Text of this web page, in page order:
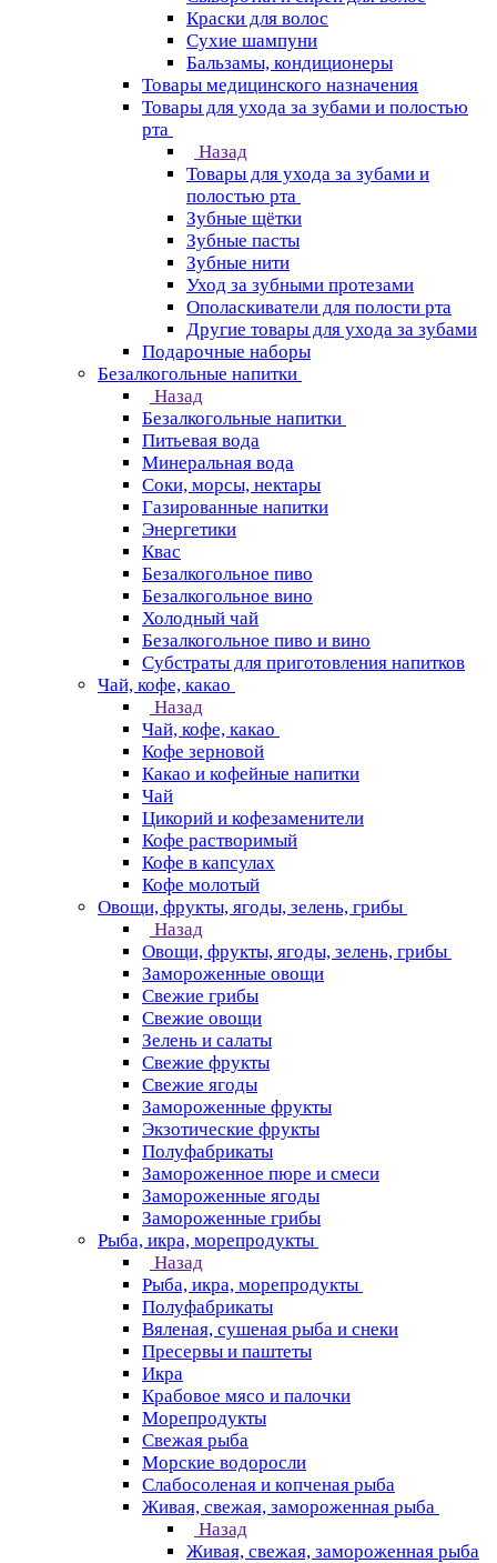
Краски для волос
Сухие шампуни
Бальзамы, кондиционеры
Товары медицинского назначения
Товары для ухода за зубами и полостью
рта
Назад
Товары для ухода за зубами и
полостью рта
Зубные щётки
Зубные пасты
Зубные нити
Уход за зубными протезами
Ополаскиватели для полости рта
Другие товары для ухода за зубами
Подарочные наборы
Безалкогольные напитки
Назад
Безалкогольные напитки
Питьевая вода
Минеральная вода
Соки, морсы, нектары
Газированные напитки
Энергетики
Квас
Безалкогольное пиво
Безалкогольное вино
Холодный чай
Безалкогольное пиво и вино
Субстраты для приготовления напитков
Чай, кофе, какао
Назад
Чай, кофе, какао
Кофе зерновой
Какао и кофейные напитки
Чай
Цикорий и кофезаменители
Кофе растворимый
Кофе в капсулах
Кофе молотый
Овощи, фрукты, ягоды, зелень, грибы
Назад
Овощи, фрукты, ягоды, зелень, грибы
Замороженные овощи
Свежие грибы
Свежие овощи
Зелень и салаты
Свежие фрукты
Свежие ягоды
Замороженные фрукты
Экзотические фрукты
Полуфабрикаты
Замороженное пюре и смеси
Замороженные ягоды
Замороженные грибы
Рыба, икра, морепродукты
Назад
Рыба, икра, морепродукты
Полуфабрикаты
Вяленая, сушеная рыба и снеки
Пресервы и паштеты
Икра
Крабовое мясо и палочки
Морепродукты
Свежая рыба
Морские водоросли
Слабосоленая и копченая рыба
Живая, свежая, замороженная рыба
Назад
Живая, свежая, замороженная рыба